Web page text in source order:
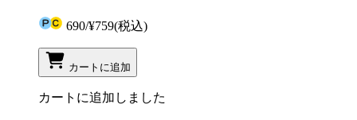
690/¥759(税込)
カートに追加
カートに追加しました